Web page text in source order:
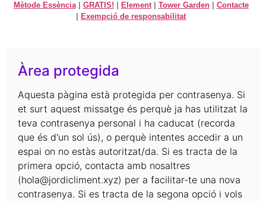
Mètode Essència| GRATIS! Element| Tower Garden| Contacte
Exempció de responsabilitat
Àrea protegida
Aquesta pàgina està protegida per contrasenya. Si
et surt aquest missatge és perquè ja has utilitzat la
teva contrasenya personal i ha caducat (recorda
que és d'un sol ús), o perquè intentes accedir a un
espai on no estàs autoritzat/da. Si es tracta de la
primera opció, contacta amb nosaltres
(hola@jordicliment.xyz) per a facilitar-te una nova
contrasenya. Si es tracta de la segona opció i vols